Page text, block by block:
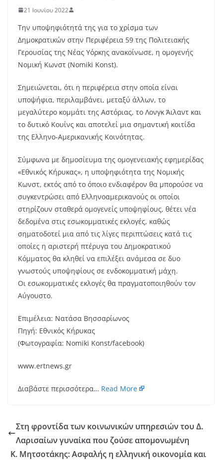
21 Ιουνίου 2022
Την υποψηφιότητά της για το χρίσμα των
Δημοκρατικών στην Περιφέρεια 59 της Πολιτειακής
Γερουσίας της Νέας Υόρκης ανακοίνωσε, η ομογενής
Νομική Κωνστ (Nomiki Konst).
Σημειώνεται, ότι η περιφέρεια στην οποία είναι
υποψήφια, περιλαμβάνει, μεταξύ άλλων, το
μεγαλύτερο κομμάτι της Αστόριας, το Λονγκ Άιλαντ και
το δυτικό Κουίνς και αποτελεί μια σημαντική κοιτίδα
της Ελληνο-Αμερικανικής Κοινότητας.
Σύμφωνα με δημοσίευμα της ομογενειακής εφημερίδας
«Εθνικός Κήρυκας», η υποψηφιότητα της Νομικής
Κωνστ, εκτός από το όποιο ενδιαφέρον θα μπορούσε να
συγκεντρώσει από Ελληνοαμερικανούς οι οποίοι
στηρίζουν σταθερά ομογενείς υποψηφίους, θέτει νέα
δεδομένα στις εσωκομματικές εκλογές, καθώς
σηματοδοτεί μια από τις λίγες περιπτώσεις κατά τις
οποίες η αριστερή πτέρυγα του Δημοκρατικού
Κόμματος θα κληθεί να επιλέξει ανάμεσα σε δυο
γνωστούς υποψηφίους σε ενδοκομματική μάχη.
Οι εσωκομματικές εκλογές θα πραγματοποιηθούν τον
Αύγουστο.
Επιμέλεια: Νατάσα Βησσαρίωνος
Πηγή: Εθνικός Κήρυκας
(Φωτογραφία: Nomiki Konst/facebook)
www.ertnews.gr
Διαβάστε περισσότερα… Read More
Στη φροντίδα των κοινωνικών υπηρεσιών του Δ.
Λαρισαίων γυναίκα που ζούσε απομονωμένη
Κ. Μητσοτάκης: Ασφαλής η ελληνική οικονομία και